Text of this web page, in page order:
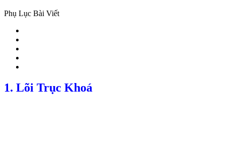
Phụ Lục Bài Viết
1. Lõi Trục Khoá